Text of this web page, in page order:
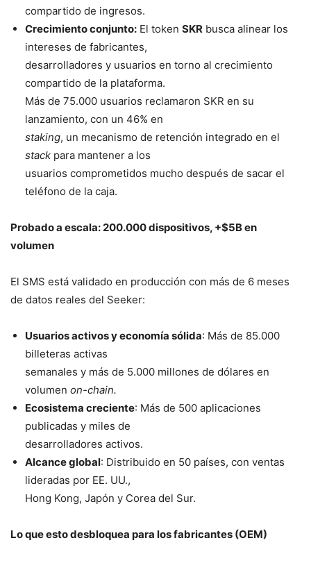
compartido de ingresos.
Crecimiento conjunto: El token SKR busca alinear los
intereses de fabricantes,
desarrolladores y usuarios en torno al crecimiento
compartido de la plataforma.
Más de 75.000 usuarios reclamaron SKR en su
lanzamiento, con un 46% en
staking, un mecanismo de retención integrado en el
stack para mantener a los
usuarios comprometidos mucho después de sacar el
teléfono de la caja.
Probado a escala: 200.000 dispositivos, +$5B en
volumen
El SMS está validado en producción con más de 6 meses
de datos reales del Seeker:
Usuarios activos y economía sólida: Más de 85.000
billeteras activas
semanales y más de 5.000 millones de dólares en
volumen on-chain.
Ecosistema creciente: Más de 500 aplicaciones
publicadas y miles de
desarrolladores activos.
Alcance global: Distribuido en 50 países, con ventas
lideradas por EE. UU.,
Hong Kong, Japón y Corea del Sur.
Lo que esto desbloquea para los fabricantes (OEM)